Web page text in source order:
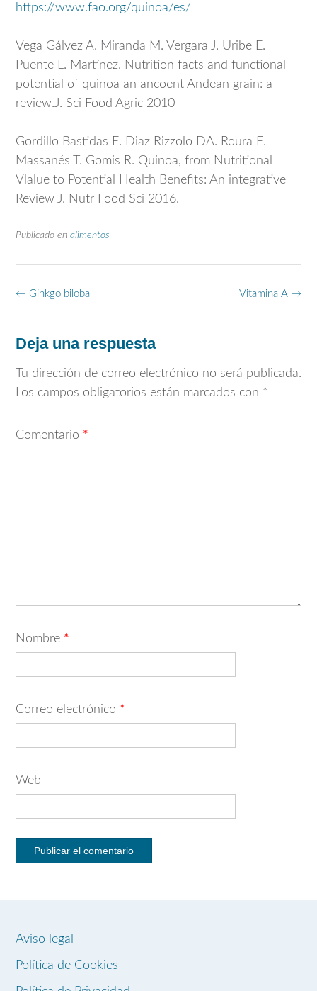
https://www.fao.org/quinoa/es/
Vega Gálvez A. Miranda M. Vergara J. Uribe E.
Puente L. Martínez. Nutrition facts and functional
potential of quinoa an ancoent Andean grain: a
review.J. Sci Food Agric 2010
Gordillo Bastidas E. Diaz Rizzolo DA. Roura E.
Massanés T. Gomis R. Quinoa, from Nutritional
Vlalue to Potential Health Benefits: An integrative
Review J. Nutr Food Sci 2016.
Publicado en alimentos
Navegación
Vitamina A →
← Ginkgo biloba
Deja una respuesta
Tu dirección de correo electrónico no será publicada.
Los campos obligatorios están marcados con *
Comentario *
Nombre *
Correo electrónico *
Web
Aviso legal
Política de Cookies